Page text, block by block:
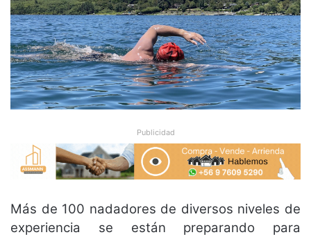
Publicidad
Más de 100 nadadores de diversos niveles de
experiencia se están preparando para